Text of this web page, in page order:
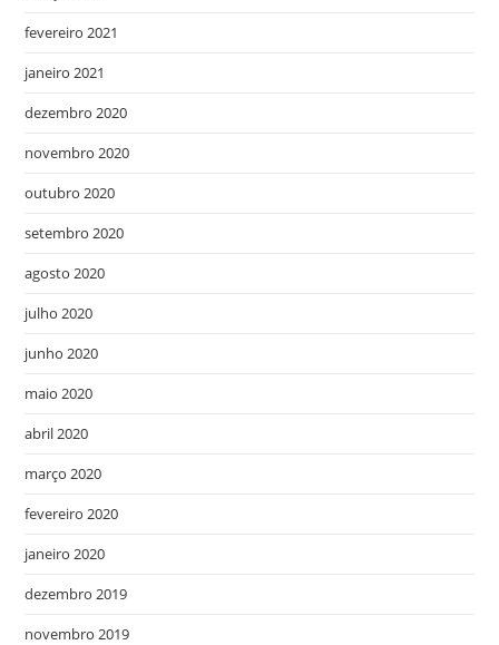
fevereiro 2021
janeiro 2021
dezembro 2020
novembro 2020
outubro 2020
setembro 2020
agosto 2020
julho 2020
junho 2020
maio 2020
abril 2020
março 2020
fevereiro 2020
janeiro 2020
dezembro 2019
novembro 2019